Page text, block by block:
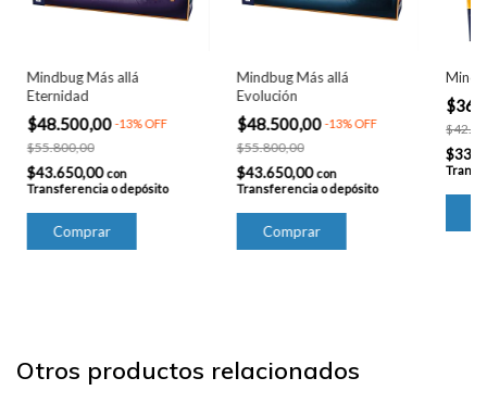
Mindbug Más allá
Eternidad
$48.500,00-13%OFF
$55.800,00
$43.650,00con
Transferencia o depósito
Mindbug Más allá
Evolución
$48.500,00-13%OFF
$55.800,00
$43.650,00con
Transferencia o depósito
Otros productos relacionados